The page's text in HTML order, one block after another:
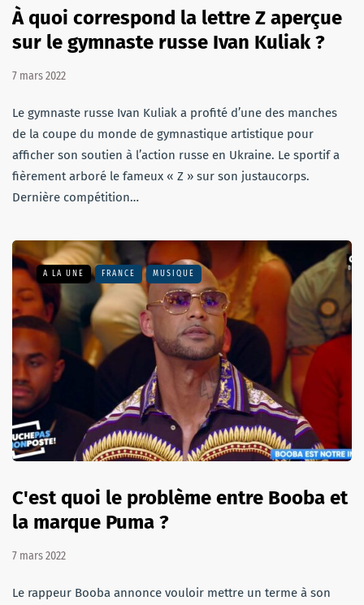
À quoi correspond la lettre Z aperçue
sur le gymnaste russe Ivan Kuliak ?
7 mars 2022
Le gymnaste russe Ivan Kuliak a profité d’une des manches
de la coupe du monde de gymnastique artistique pour
afficher son soutien à l’action russe en Ukraine. Le sportif a
fièrement arboré le fameux « Z » sur son justaucorps.
Dernière compétition…
A LA UNE FRANCE MUSIQUE
C'est quoi le problème entre Booba et
la marque Puma ?
7 mars 2022
Le rappeur Booba annonce vouloir mettre un terme à son